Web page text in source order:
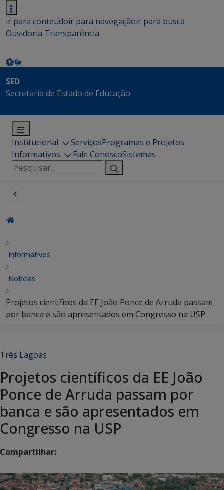
ir para conteúdoir para navegaçãoir para busca
Ouvidoria Transparência
SED
Secretaria de Estado de Educação
Institucional ServiçosProgramas e Projetos
Informativos
Fale ConoscoSistemas
Pesquisar
por:
Informativos
Notícias
Projetos científicos da EE João Ponce de Arruda passam
por banca e são apresentados em Congresso na USP
Três Lagoas
Projetos científicos da EE João
Ponce de Arruda passam por
banca e são apresentados em
Congresso na USP
Compartilhar: